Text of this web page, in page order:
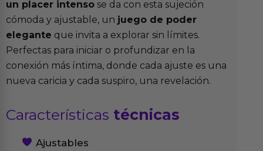
un placer intenso se da con esta sujeción
cómoda y ajustable, un juego de poder
elegante que invita a explorar sin límites.
Perfectas para iniciar o profundizar en la
conexión más íntima, donde cada ajuste es una
nueva caricia y cada suspiro, una revelación.
Características técnicas
Ajustables